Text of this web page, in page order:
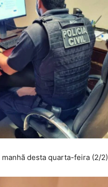
desta quarta-feira (2/2)